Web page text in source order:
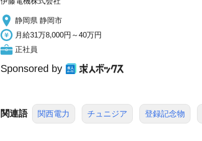
静岡県 静岡市
月給31万8,000円～40万円
正社員
Sponsored by
関連語 関西電力 チュニジア 登録記念物